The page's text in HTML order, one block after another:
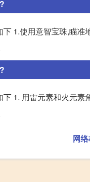
1.使用意智宝珠,瞄
1. 用雷元素和火元
网络